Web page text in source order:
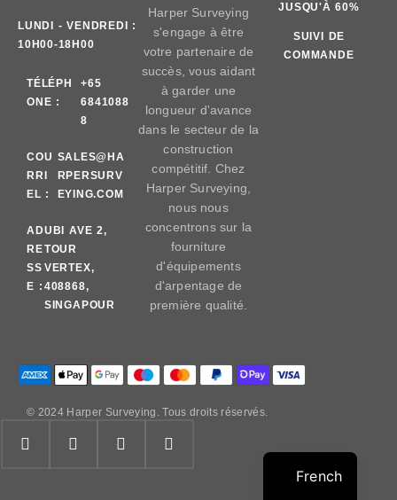
LUNDI - VENDREDI :
10H00-18H00
TÉLÉPH
ONE :
+65
6841088
8
COU
RRI
EL :
SALES@HA
RPERSURV
EYING.COM
AD
RE
SS
E :
UBI AVE 2,
TOUR
VERTEX,
408868,
SINGAPOUR
Harper Surveying
s'engage à être
votre partenaire de
succès, vous aidant
à garder une
longueur d'avance
dans le secteur de la
construction
compétitif. Chez
Harper Surveying,
nous nous
concentrons sur la
fourniture
d'équipements
d'arpentage de
première qualité.
JUSQU'À 60%
SUIVI DE
COMMANDE
© 2024 Harper Surveying. Tous droits réservés.
French